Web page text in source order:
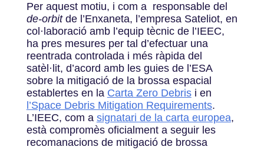
Per aquest motiu, i com a responsable del
de-orbitde l’Enxaneta, l’empresa Sateliot, en
col·laboració amb l’equip tècnic de l’IEEC,
ha pres mesures per tal d’efectuar una
reentrada controlada i més ràpida del
satèl·lit, d’acord amb les guies de l’ESA
sobre la mitigació de la brossa espacial
establertes en la Carta Zero Debrisi en
l’Space Debris Mitigation Requirements.
L’IEEC, com a signatari de la carta europea,
està compromès oficialment a seguir les
recomanacions de mitigació de brossa